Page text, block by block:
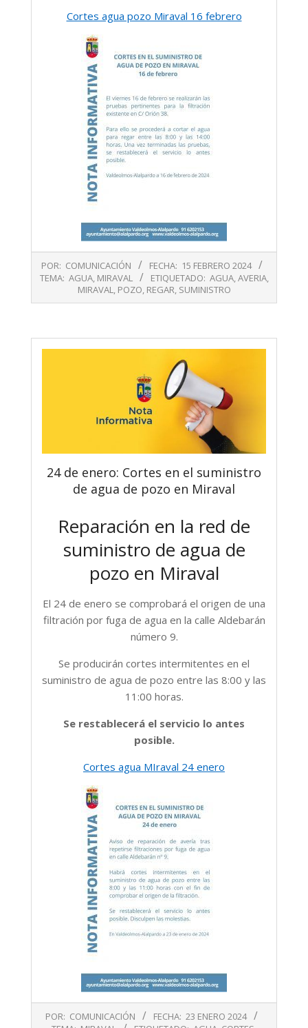
Cortes agua pozo Miraval 16 febrero
02-
POR: COMUNICACIÓN FECHA: 15 FEBRERO 2024
TEMA: AGUA, MIRAVAL ETIQUETADO: AGUA,AVERIA,
MIRAVAL, POZO, REGAR, SUMINISTRO
24 de enero: Cortes en el suministro
de agua de pozo en Miraval
Reparación en la red de
suministro de agua de
pozo en Miraval
El 24 de enero se comprobará el origen de una
filtración por fuga de agua en la calle Aldebarán
número 9.
Se producirán cortes intermitentes en el
suministro de agua de pozo entre las 8:00 y las
11:00 horas.
Se restablecerá el servicio lo antes
posible.
Cortes agua MIraval 24 enero
01-
POR: COMUNICACIÓN FECHA: 23 ENERO 2024